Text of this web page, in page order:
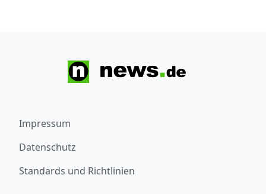
Impressum
Datenschutz
Standards und Richtlinien